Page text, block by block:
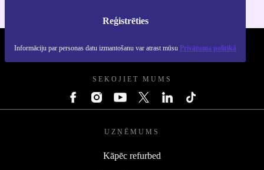
Reģistrēties
Informāciju par personas datu izmantošanu var atrast mūsu Privātuma politikā
REFURBED - RETHINK NEW.
SEKOJIET MUMS
UZŅĒMUMS
Kāpēc refurbed